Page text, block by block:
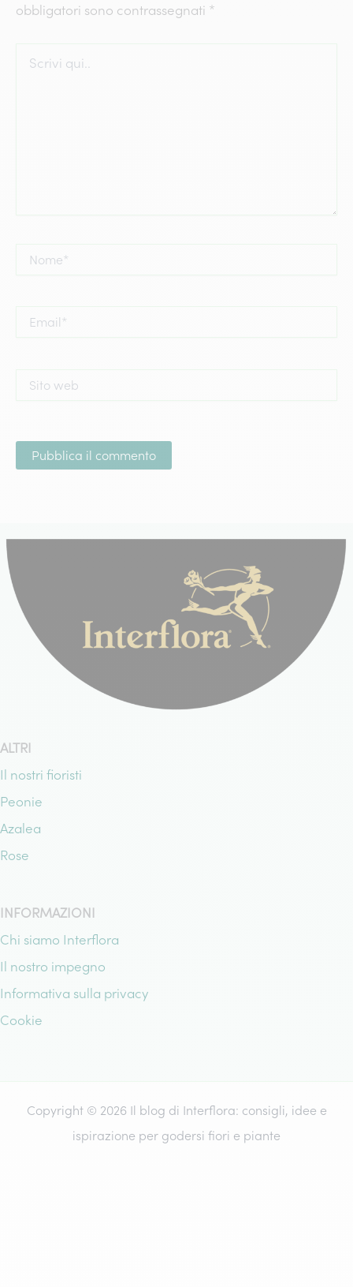
obbligatori sono contrassegnati *
qui..
web
ALTRI
Il nostri fioristi
Peonie
Azalea
Rose
INFORMAZIONI
Chi siamo Interflora
Il nostro impegno
Informativa sulla privacy
Cookie
Copyright © 2026 Il blog di Interflora: consigli, idee e
ispirazione per godersi fiori e piante